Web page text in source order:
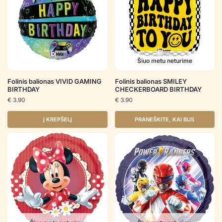
Folinis balionas VIVID GAMING
BIRTHDAY
€ 3.90
Į KREPŠELĮ
Šiuo metu neturime
Folinis balionas SMILEY
CHECKERBOARD BIRTHDAY
€ 3.90
PRANEŠKITE, KAI BUS